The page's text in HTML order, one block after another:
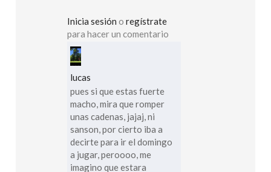
Inicia sesión oregístrate
para hacer un comentario
lucas
pues si que estas fuerte
macho, mira que romper
unas cadenas, jajaj, ni
sanson, por cierto iba a
decirte para ir el domingo
a jugar, peroooo, me
imagino que estara